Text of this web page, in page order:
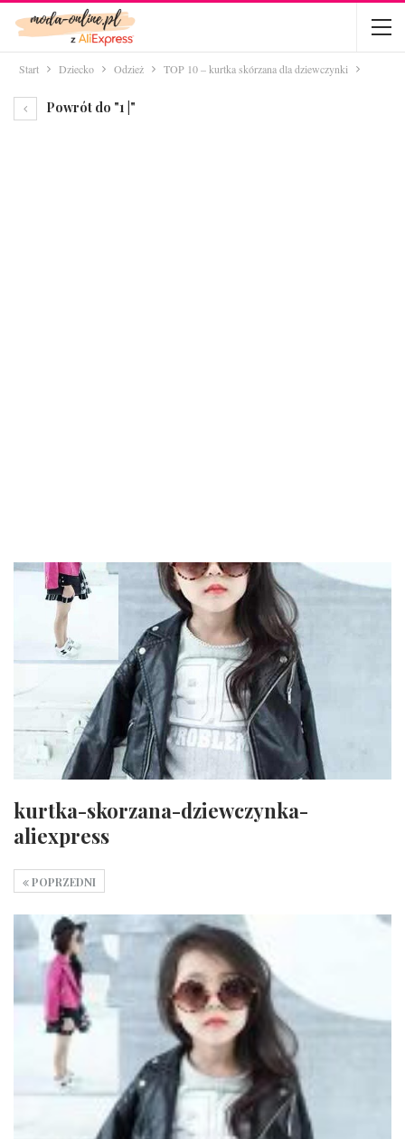
Start Dziecko Odzież TOP 10 – kurtka skórzana dla dziewczynki
Powrót do "1 |"
kurtka-skorzana-dziewczynka-
aliexpress
POPRZEDNI